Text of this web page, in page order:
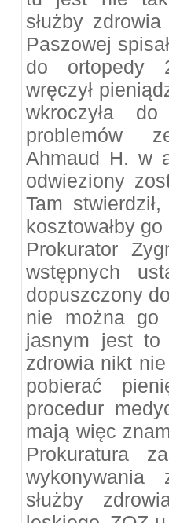
służby
Paszowej
do ortopedy
wręczył
wkroczyła
problemów
Ahmaud H. w
odwieziony
Tam
kosztowałby
Prokurator
wstępnych
dopuszczony
nie można go
jasnym jest to
zdrowia nikt
pobierać
procedur
mają więc
Prokuratura
wykonywania
służby